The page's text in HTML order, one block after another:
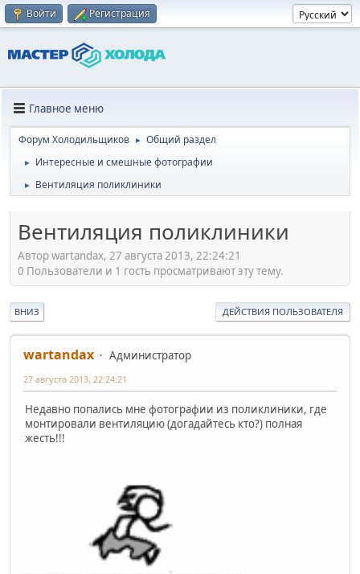
Войти Регистрация
Главное меню
Форум Холодильщиков ► Общий раздел
► Интересные и смешные фотографии
► Вентиляция поликлиники
Вентиляция поликлиники
Автор wartandax, 27 августа 2013, 22:24:21
0 Пользователи и 1 гость просматривают эту тему.
ВНИЗ ДЕЙСТВИЯ ПОЛЬЗОВАТЕЛЯ
wartandax Администратор
27 августа 2013, 22:24:21
Недавно попались мне фотографии из поликлиники, где
монтировали вентиляцию (догадайтесь кто?) полная
жесть!!!